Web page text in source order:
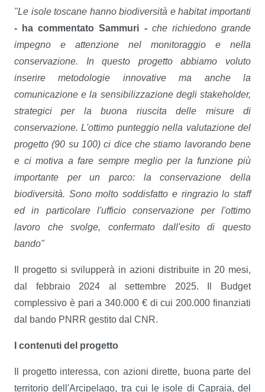
"Le isole toscane hanno biodiversità e habitat importanti
- ha commentato Sammuri - che richiedono grande
impegno e attenzione nel monitoraggio e nella
conservazione. In questo progetto abbiamo voluto
inserire metodologie innovative ma anche la
comunicazione e la sensibilizzazione degli stakeholder,
strategici per la buona riuscita delle misure di
conservazione. L'ottimo punteggio nella valutazione del
progetto (90 su 100) ci dice che stiamo lavorando bene
e ci motiva a fare sempre meglio per la funzione più
importante per un parco: la conservazione della
biodiversità. Sono molto soddisfatto e ringrazio lo staff
ed in particolare l'ufficio conservazione per l'ottimo
lavoro che svolge, confermato dall'esito di questo
bando"
Il progetto si svilupperà in azioni distribuite in 20 mesi,
dal febbraio 2024 al settembre 2025. Il Budget
complessivo è pari a 340.000 € di cui 200.000 finanziati
dal bando PNRR gestito dal CNR.
I contenuti del progetto
Il progetto interessa, con azioni dirette, buona parte del
territorio dell'Arcipelago, tra cui le isole di Capraia, del